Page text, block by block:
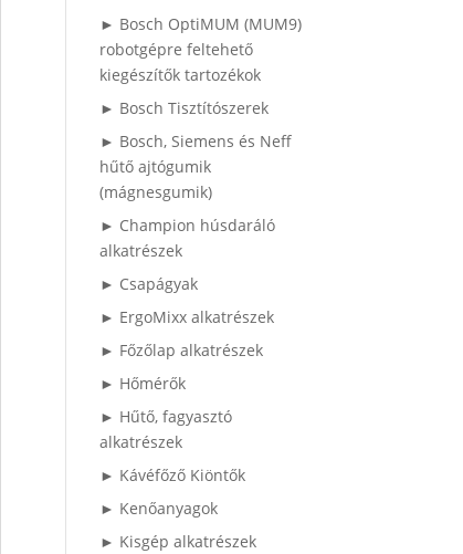
► Bosch OptiMUM (MUM9)
robotgépre feltehető
kiegészítők tartozékok
► Bosch Tisztítószerek
► Bosch, Siemens és Neff
hűtő ajtógumik
(mágnesgumik)
► Champion húsdaráló
alkatrészek
► Csapágyak
► ErgoMixx alkatrészek
► Főzőlap alkatrészek
► Hőmérők
► Hűtő, fagyasztó
alkatrészek
► Kávéfőző Kiöntők
► Kenőanyagok
► Kisgép alkatrészek